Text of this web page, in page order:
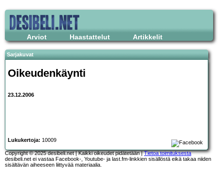
Arviot Haastattelut Artikkelit
Sarjakuvat
Oikeudenkäynti
23.12.2006
Lukukertoja: 10009
Copyright © 2025 desibeli.net | Kaikki oikeudet pidätetään |Tietoa toimituksesta
desibeli.net ei vastaa Facebook-, Youtube- ja last.fm-linkkien sisällöstä eikä takaa niiden
sisältävän aiheeseen liittyvää materiaalia.